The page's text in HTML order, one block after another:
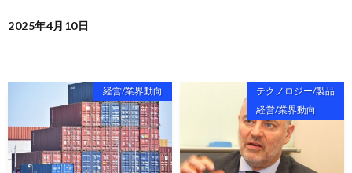
2025年4月10日
経営/業界動向
テクノロジー/製品
経営/業界動向